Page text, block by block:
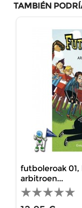
TAMBIÉN
futboleroak
arbitroen...